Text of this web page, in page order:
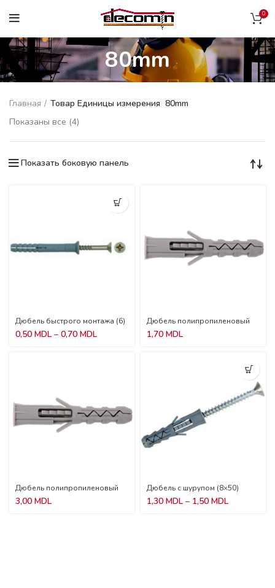
0
80mm
Главная Товар Единицы измерения 80mm
Показаны все (4)
Показать боковую панель
Дюбель быстрого монтажа (6)
0,50 MDL – 0,70 MDLДиапазон
Дюбель полипропиленовый
(12)
1,70 MDL
Дюбель полипропиленовый
(14)
3,00 MDL
Дюбель с шурупом (8×50)
1,30 MDL – 1,50 MDLДиапазон